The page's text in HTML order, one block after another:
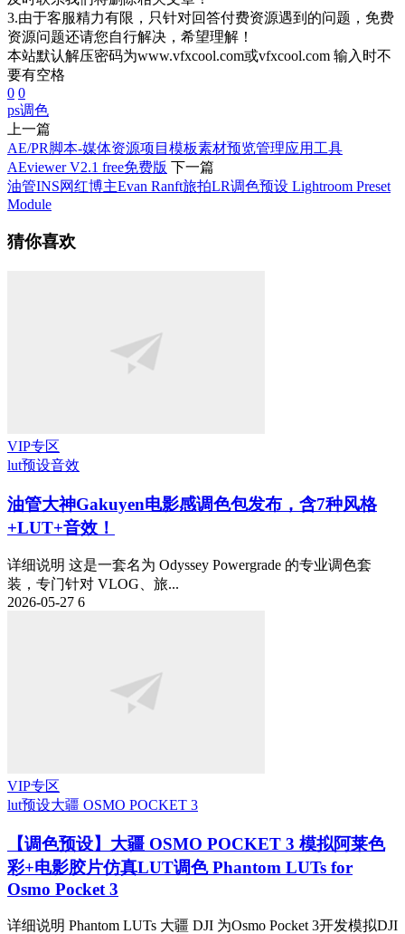
3.由于客服精力有限，只针对回答付费资源遇到的问题，免费
资源问题还请您自行解决，希望理解！
本站默认解压密码为www.vfxcool.com或vfxcool.com 输入时不
要有空格
0 0
ps调色
上一篇
AE/PR脚本-媒体资源项目模板素材预览管理应用工具
AEviewer V2.1 free免费版 下一篇
油管INS网红博主Evan Ranft旅拍LR调色预设 Lightroom Preset
Module
猜你喜欢
VIP专区
lut预设音效
油管大神Gakuyen电影感调色包发布，含7种风格
+LUT+音效！
详细说明 这是一套名为 Odyssey Powergrade 的专业调色套
装，专门针对 VLOG、旅...
2026-05-27 6
VIP专区
lut预设大疆 OSMO POCKET 3
【调色预设】大疆 OSMO POCKET 3 模拟阿莱色
彩+电影胶片仿真LUT调色 Phantom LUTs for
Osmo Pocket 3
详细说明 Phantom LUTs 大疆 DJI 为Osmo Pocket 3开发模拟DJI